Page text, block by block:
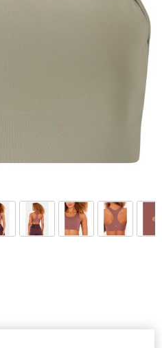
sui costi di spedizione. Si apre in